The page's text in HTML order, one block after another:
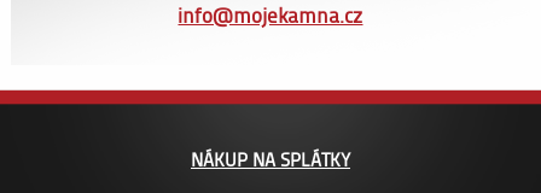
info@mojekamna.cz
NÁKUP NA SPLÁTKY